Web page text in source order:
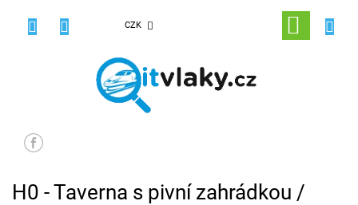
CZK
NÁKUPNÍ
KOŠÍK
H0 - Taverna s pivní zahrádkou /